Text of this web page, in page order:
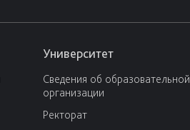
Университет
Сведения об образовательной
организации
Ректорат